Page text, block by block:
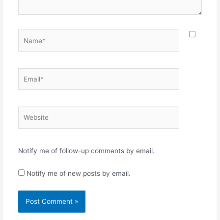
Notify me of follow-up comments by email.
Notify me of new posts by email.